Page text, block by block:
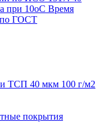
при 10оС Время
по ГОСТ
ТСП 40 мкм 100 г/м2
покрытия